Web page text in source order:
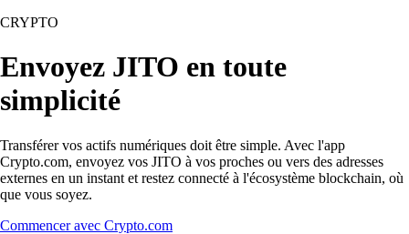
CRYPTO
Envoyez JITO en toute
simplicité
Transférer vos actifs numériques doit être simple. Avec l'app
Crypto.com, envoyez vos JITO à vos proches ou vers des adresses
externes en un instant et restez connecté à l'écosystème blockchain, où
que vous soyez.
Commencer avec Crypto.com